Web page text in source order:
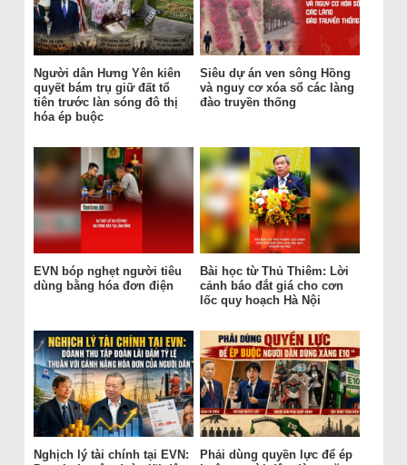
Người dân Hưng Yên kiên
quyết bám trụ giữ đất tổ
tiên trước làn sóng đô thị
hóa ép buộc
Siêu dự án ven sông Hồng
và nguy cơ xóa sổ các làng
đào truyền thống
EVN bóp nghẹt người tiêu
dùng bằng hóa đơn điện
Bài học từ Thủ Thiêm: Lời
cảnh báo đắt giá cho cơn
lốc quy hoạch Hà Nội
Nghịch lý tài chính tại EVN:
Phải dùng quyền lực để ép